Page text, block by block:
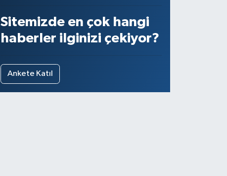
Sitemizde en çok hangi
haberler ilginizi çekiyor?
Ankete Katıl